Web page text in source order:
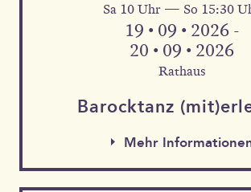
Mehr Informationen
Sa 10 Uhr — So 15:30
19 • 09 • 2026 -
20 • 09 • 2026
Rathaus
Barock­tanz
Mehr